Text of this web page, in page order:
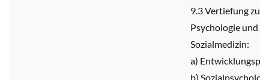
9.3 Vertiefung zu
Psychologie und
Sozialmedizin:
a)
b)